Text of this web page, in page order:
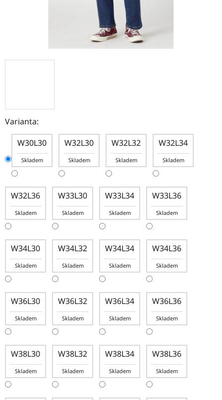
Varianta:
W30L30
Skladem
W32L30
Skladem
W32L32
Skladem
W32L34
Skladem
W32L36
Skladem
W33L30
Skladem
W33L34
Skladem
W33L36
Skladem
W34L30
Skladem
W34L32
Skladem
W34L34
Skladem
W34L36
Skladem
W36L30
Skladem
W36L32
Skladem
W36L34
Skladem
W36L36
Skladem
W38L30
Skladem
W38L32
Skladem
W38L34
Skladem
W38L36
Skladem